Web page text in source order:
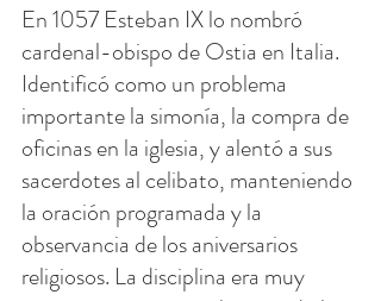
En 1057 Esteban IX lo nombró
cardenal-obispo de Ostia en Italia.
Identificó como un problema
importante la simonía, la compra de
oficinas en la iglesia, y alentó a sus
sacerdotes al celibato, manteniendo
la oración programada y la
observancia de los aniversarios
religiosos. La disciplina era muy